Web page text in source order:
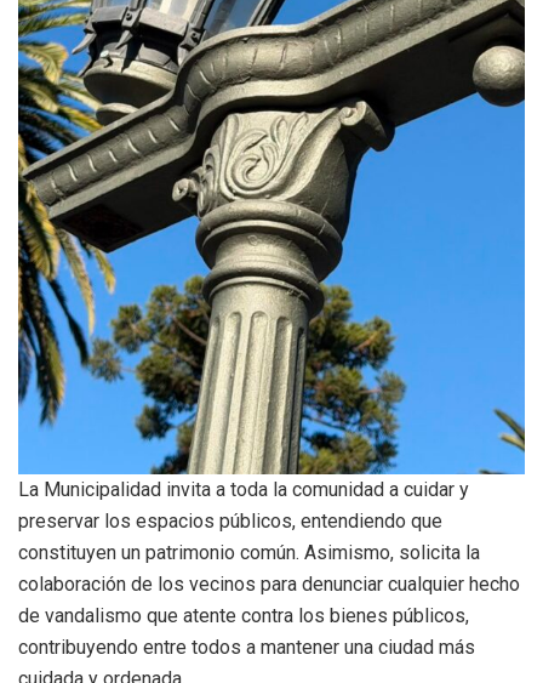
La Municipalidad invita a toda la comunidad a cuidar y
preservar los espacios públicos, entendiendo que
constituyen un patrimonio común. Asimismo, solicita la
colaboración de los vecinos para denunciar cualquier hecho
de vandalismo que atente contra los bienes públicos,
contribuyendo entre todos a mantener una ciudad más